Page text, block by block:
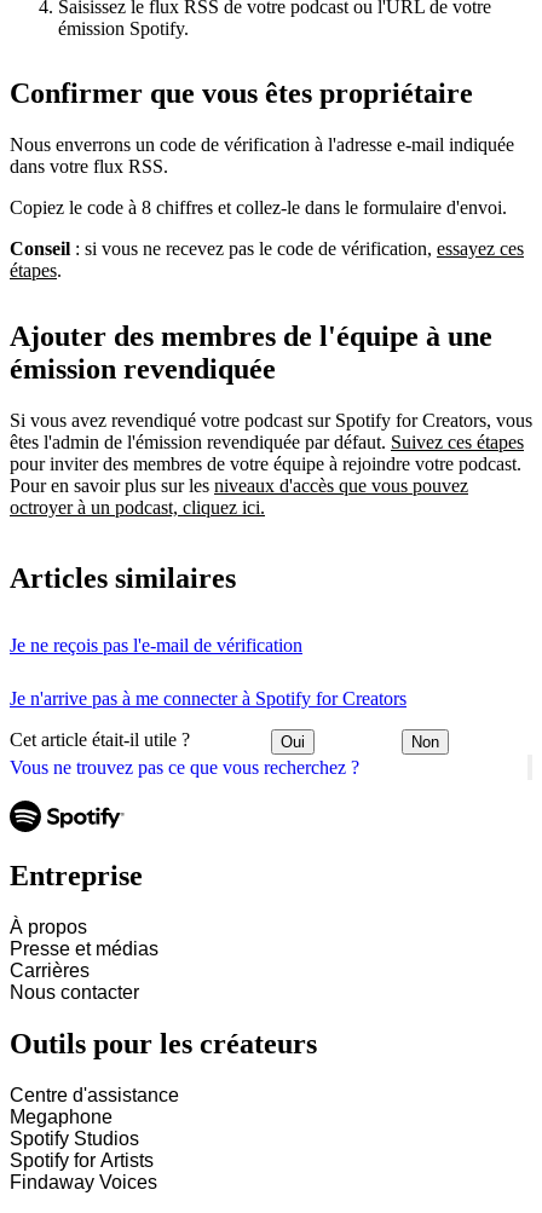
Vous ne trouvez pas ce que vous recherchez ?
Saisissez le flux RSS de votre podcast ou l'URL de votre
émission Spotify.
Confirmer que vous êtes propriétaire
Nous enverrons un code de vérification à l'adresse e-mail indiquée
dans votre flux RSS.
Copiez le code à 8 chiffres et collez-le dans le formulaire d'envoi.
Conseil : si vous ne recevez pas le code de vérification, essayez ces
étapes.
Ajouter des membres de l'équipe à une
émission revendiquée
Si vous avez revendiqué votre podcast sur Spotify for Creators, vous
êtes l'admin de l'émission revendiquée par défaut. Suivez ces étapes
pour inviter des membres de votre équipe à rejoindre votre podcast.
Pour en savoir plus sur les niveaux d'accès que vous pouvez
octroyer à un podcast, cliquez ici.
Articles similaires
Je ne reçois pas l'e-mail de vérification
Je n'arrive pas à me connecter à Spotify for Creators
Cet article était-il utile ? Oui Non
Entreprise
À propos
Presse et médias
Carrières
Nous contacter
Outils pour les créateurs
Centre d'assistance
Megaphone
Spotify Studios
Spotify for Artists
Findaway Voices